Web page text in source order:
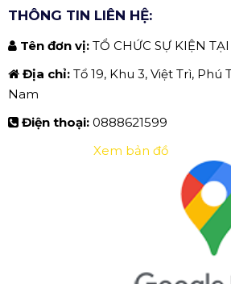
THÔNG TIN LIÊN HỆ:
Tên đơn vị: TỔ CHỨC SỰ KIỆN
Địa chỉ: Tổ 19, Khu 3, Việt Trì, Phú
Nam
Điện thoại: 0888621599
Xem bản đồ